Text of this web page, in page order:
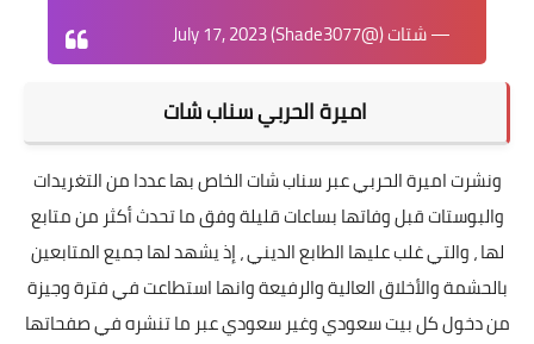
— شتات (@Shade3077)
July 17, 2023
اميرة الحربي سناب شات
ونشرت اميرة الحربي عبر سناب شات الخاص بها عددا من التغريدات
والبوستات قبل وفاتها بساعات قليلة وفق ما تحدث أكثر من متابع
لها ، والتي غلب عليها الطابع الديني ، إذ يشهد لها جميع المتابعين
بالحشمة والأخلاق العالية والرفيعة وانها استطاعت في فترة وجيزة
من دخول كل بيت سعودي وغير سعودي عبر ما تنشره في صفحاتها